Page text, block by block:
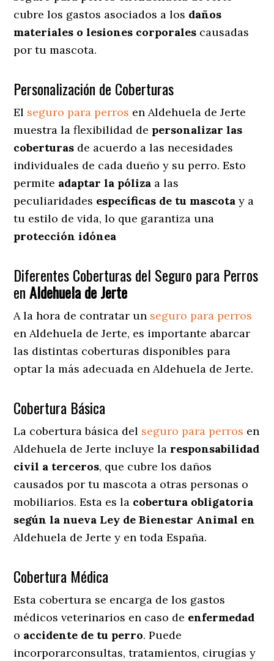
cubre los gastos asociados a los daños
materiales o lesiones corporales causadas
por tu mascota.
Personalización de Coberturas
El seguro para perros en Aldehuela de Jerte
muestra la flexibilidad de personalizar las
coberturas de acuerdo a las necesidades
individuales de cada dueño y su perro. Esto
permite adaptar la póliza a las
peculiaridades específicas de tu mascota y a
tu estilo de vida, lo que garantiza una
protección idónea
Diferentes Coberturas del Seguro para Perros
en Aldehuela de Jerte
A la hora de contratar un seguro para perros
en Aldehuela de Jerte, es importante abarcar
las distintas coberturas disponibles para
optar la más adecuada en Aldehuela de Jerte.
Cobertura Básica
La cobertura básica del seguro para perros en
Aldehuela de Jerte incluye la responsabilidad
civil a terceros, que cubre los daños
causados por tu mascota a otras personas o
mobiliarios. Esta es la cobertura obligatoria
según la nueva Ley de Bienestar Animal en
Aldehuela de Jerte y en toda España.
Cobertura Médica
Esta cobertura se encarga de los gastos
médicos veterinarios en caso de enfermedad
o accidente de tu perro. Puede
incorporarconsultas, tratamientos, cirugías y